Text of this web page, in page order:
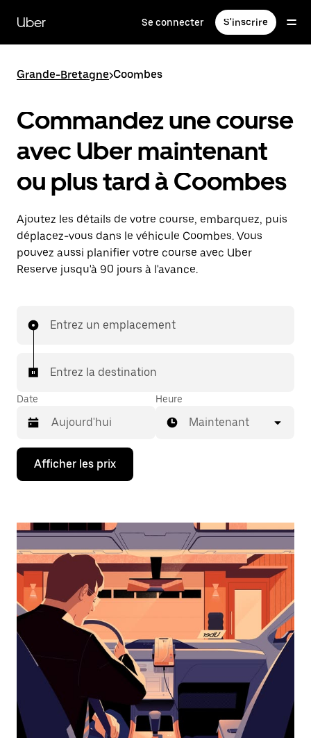
contenu
principal
Uber Se connecter S'inscrire
Grande-Bretagne>Coombes
Commandez une course
avec Uber maintenant
ou plus tard à Coombes
Ajoutez les détails de votre course, embarquez, puis
déplacez-vous dans le véhicule Coombes. Vous
pouvez aussi planifier votre course avec Uber
Reserve jusqu'à 90 jours à l'avance.
Entrez un emplacement
Entrez la destination
Date
Appuyez
la
bas
interagir
avec
calendrier
et
sélectionner
une
date.
Appuyez
d'échappement
pour
fermer
Heure
Maintenant
Afficher les prix